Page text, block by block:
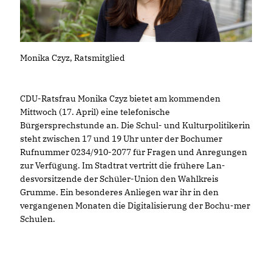
Monika Czyz, Ratsmitglied
CDU-Ratsfrau Monika Czyz bietet am kommenden
Mittwoch (17. April) eine telefonische
Bürgersprechstunde an. Die Schul- und Kulturpolitikerin
steht zwischen 17 und 19 Uhr unter der Bochumer
Rufnummer 0234/910-2077 für Fragen und Anregungen
zur Verfügung. Im Stadtrat vertritt die frühere Lan-
desvorsitzende der Schüler-Union den Wahlkreis
Grumme. Ein besonderes Anliegen war ihr in den
vergangenen Monaten die Digitalisierung der Bochu-mer
Schulen.